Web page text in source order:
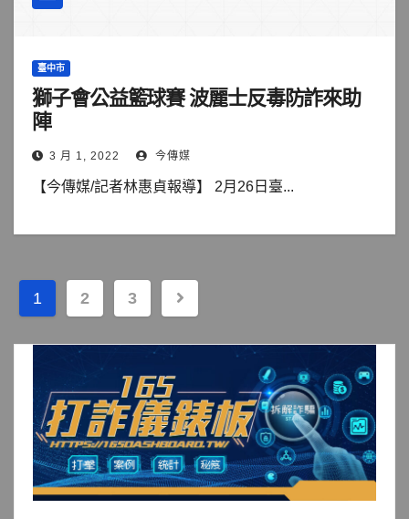
臺中市
獅子會公益籃球賽 波麗士反毒防詐來助
陣
3 月 1, 2022 今傳媒
【今傳媒/記者林惠貞報導】 2月26日臺...
文
章
頁
1 2 3